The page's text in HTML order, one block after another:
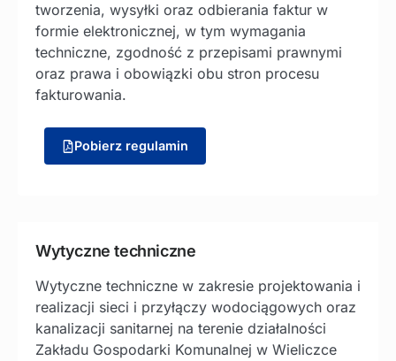
tworzenia, wysyłki oraz odbierania faktur w
formie elektronicznej, w tym wymagania
techniczne, zgodność z przepisami prawnymi
oraz prawa i obowiązki obu stron procesu
fakturowania.
Pobierz regulamin
Wytyczne techniczne
Wytyczne techniczne w zakresie projektowania i
realizacji sieci i przyłączy wodociągowych oraz
kanalizacji sanitarnej na terenie działalności
Zakładu Gospodarki Komunalnej w Wieliczce